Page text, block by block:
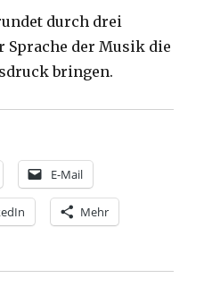
durch drei
Sprache der Musik die
bringen.
E-Mail
Mehr